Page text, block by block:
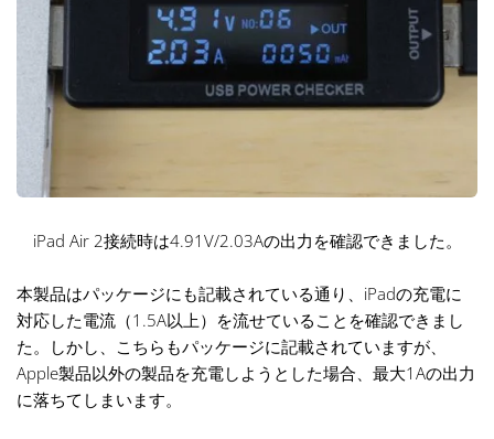
iPad Air 2接続時は4.91V/2.03Aの出力を確認できました。
本製品はパッケージにも記載されている通り、iPadの充電に
対応した電流（1.5A以上）を流せていることを確認できまし
た。しかし、こちらもパッケージに記載されていますが、
Apple製品以外の製品を充電しようとした場合、最大1Aの出力
に落ちてしまいます。